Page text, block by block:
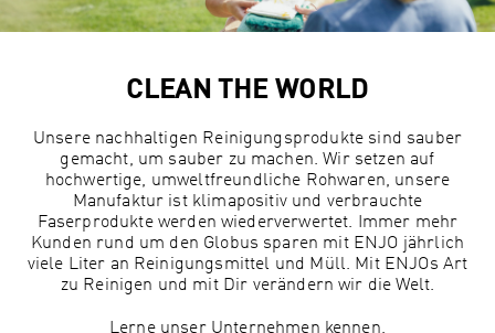
CLEAN THE WORLD
Unsere nachhaltigen Reinigungsprodukte sind sauber
gemacht, um sauber zu machen. Wir setzen auf
hochwertige, umweltfreundliche Rohwaren, unsere
Manufaktur ist klimapositiv und verbrauchte
Faserprodukte werden wiederverwertet. Immer mehr
Kunden rund um den Globus sparen mit ENJO jährlich
viele Liter an Reinigungsmittel und Müll. Mit ENJOs Art
zu Reinigen und mit Dir verändern wir die Welt.
Lerne unser Unternehmen kennen.